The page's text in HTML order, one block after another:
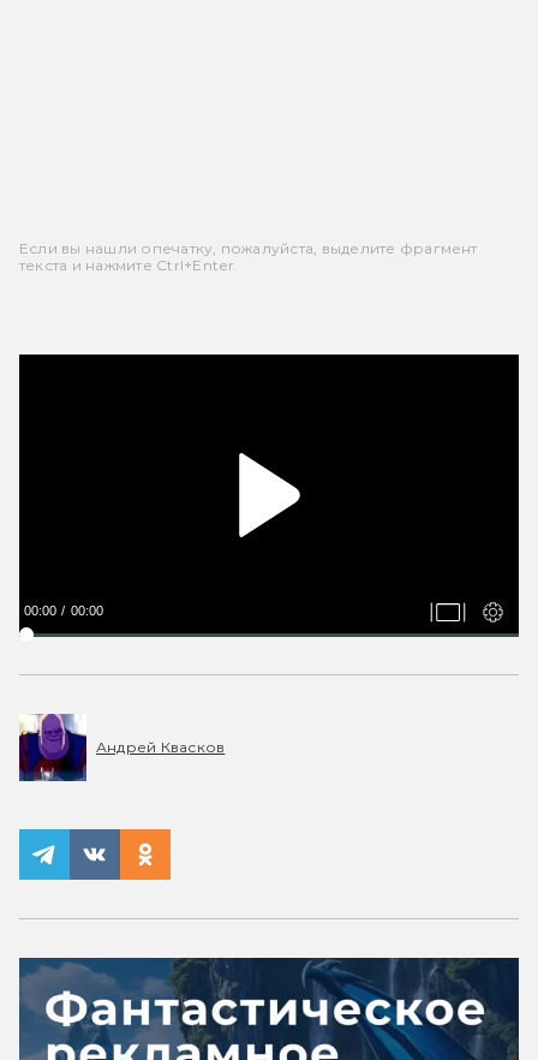
Если вы нашли опечатку, пожалуйста, выделите фрагмент
текста и нажмите Ctrl+Enter.
00:00 00:00
Андрей Квасков